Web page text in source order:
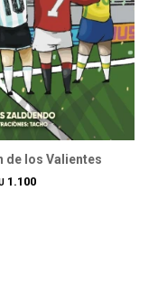
de los Valientes
1.100